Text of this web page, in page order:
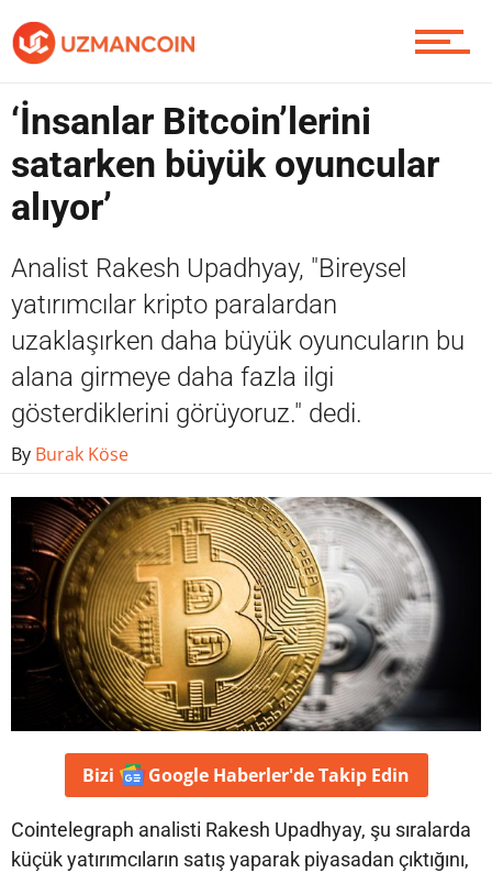
Piyasa
Soru Sor
Contact / İletişim
‘İnsanlar Bitcoin’lerini
satarken büyük oyuncular
alıyor’
Analist Rakesh Upadhyay, "Bireysel
yatırımcılar kripto paralardan
uzaklaşırken daha büyük oyuncuların bu
alana girmeye daha fazla ilgi
gösterdiklerini görüyoruz." dedi.
By Burak Köse
Bizi Google Haberler'deTakip Edin
Cointelegraph analisti Rakesh Upadhyay, şu sıralarda
küçük yatırımcıların satış yaparak piyasadan çıktığını,